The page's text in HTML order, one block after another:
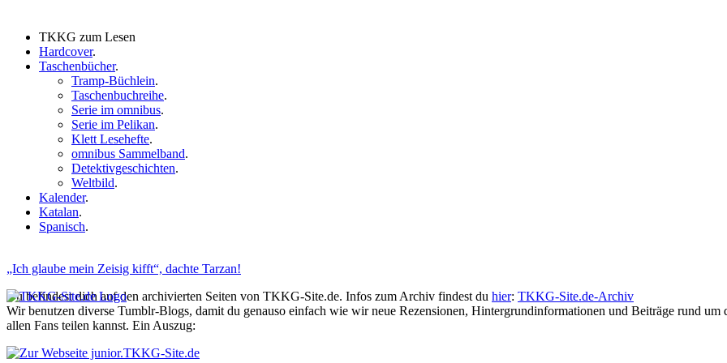
TKKG zum Lesen
Hardcover.
Taschenbücher.
Tramp-Büchlein.
Taschenbuchreihe.
Serie im omnibus.
Serie im Pelikan.
Klett Lesehefte.
omnibus Sammelband.
Detektivgeschichten.
Weltbild.
Kalender.
Katalan.
Spanisch.
„Ich glaube mein Zeisig kifft“, dachte Tarzan!
Du befindest dich auf den archivierten Seiten von TKKG-Site.de. Infos zum Archiv findest du hier: TKKG-Site.de-Archiv
Wir benutzen diverse Tumblr-Blogs, damit du genauso einfach wie wir neue Rezensionen, Hintergrundinformationen und Beiträge rund
allen Fans teilen kannst. Ein Auszug: